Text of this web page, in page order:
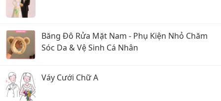
Băng Đô Rửa Mặt Nam - Phụ Kiện Nhỏ Chăm
Sóc Da & Vệ Sinh Cá Nhân
Váy Cưới Chữ A